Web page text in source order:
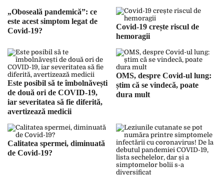
„Oboseală pandemică”: ce
este acest simptom legat de
Covid-19?
Covid-19 crește riscul de
hemoragii
Este posibil să te îmbolnăvești
de două ori de COVID-19,
iar severitatea să fie diferită,
avertizează medicii
OMS, despre Covid-ul lung:
știm că se vindecă, poate
dura mult
Calitatea spermei, diminuată
de Covid-19?